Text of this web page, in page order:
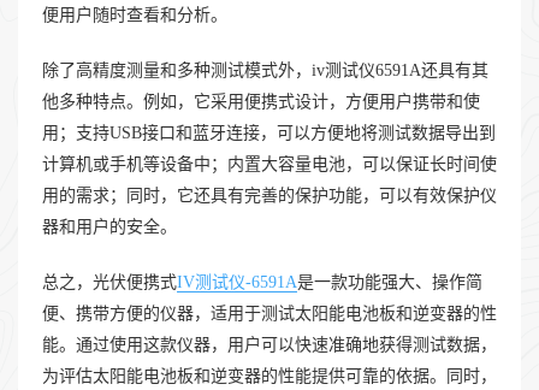
便用户随时查看和分析。
除了高精度测量和多种测试模式外，iv测试仪6591A还具有其
他多种特点。例如，它采用便携式设计，方便用户携带和使
用；支持USB接口和蓝牙连接，可以方便地将测试数据导出到
计算机或手机等设备中；内置大容量电池，可以保证长时间使
用的需求；同时，它还具有完善的保护功能，可以有效保护仪
器和用户的安全。
总之，光伏便携式IV测试仪-6591A是一款功能强大、操作简
便、携带方便的仪器，适用于测试太阳能电池板和逆变器的性
能。通过使用这款仪器，用户可以快速准确地获得测试数据，
为评估太阳能电池板和逆变器的性能提供可靠的依据。同时，